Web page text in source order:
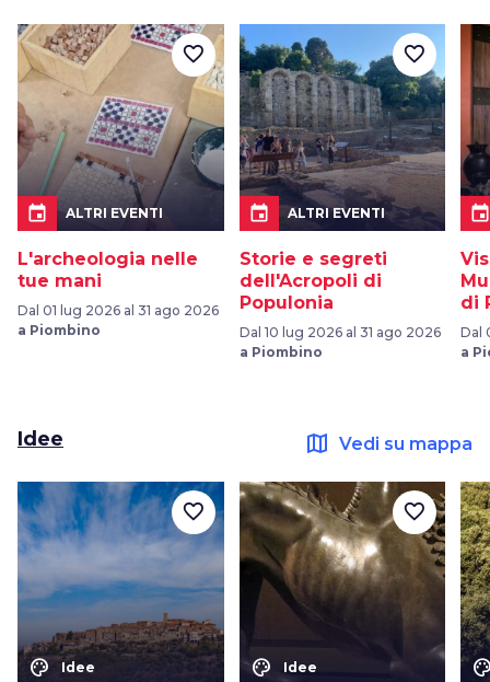
event ALTRI EVENTI
L'archeologia nelle
tue mani
Dal 01 lug 2026 al 31 ago 2026
a Piombino
favorite_border
event ALTRI EVENTI
Storie e segreti
dell'Acropoli di
Populonia
Dal 10 lug 2026 al 31 ago 2026
a Piombino
favorite_border
di
Dal
a
Idee map Vedi su mappa
color_lens Idee
favorite_border
color_lens Idee
favorite_border